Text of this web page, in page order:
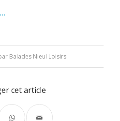
Balades Nieul Loisirs
cet article